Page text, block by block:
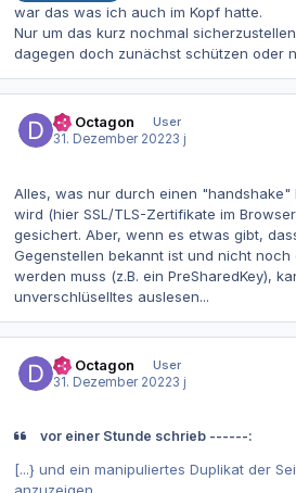
war das was ich auch im Kopf hatte.
Nur um das kurz nochmal
dagegen doch zunächst schützen oder
Dr. Octagon
User
31. Dezember 20223 j
Alles, was nur durch einen
wird (hier SSL/TLS-Zertifikate im
gesichert. Aber, wenn es etwas gibt,
Gegenstellen bekannt ist und nicht
werden muss (z.B. ein PreSharedKey),
unverschlüselltes auslesen...
Dr. Octagon
User
31. Dezember 20223 j
vor einer Stunde schrieb ------:
[...} und ein manipuliertes Duplikat der